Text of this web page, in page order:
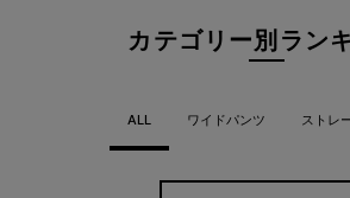
カテゴリー別ラン
ALL ワイドパンツ ストレ